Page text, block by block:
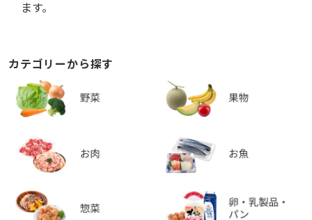
ます。
カテゴリーから探す